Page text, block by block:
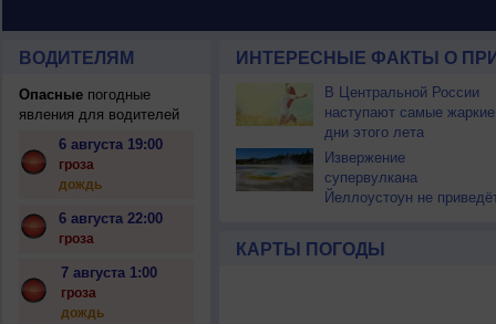
ВОДИТЕЛЯМ
Опасныепогодные
явления для водителей
6 августа 19:00
гроза
дождь
6 августа 22:00
гроза
7 августа 1:00
гроза
дождь
ИНТЕРЕСНЫЕ ФАКТЫ О
В Центральной России
наступают самые жаркие
дни этого лета
Извержение
супервулкана
Йеллоустоун не
КАРТЫ ПОГОДЫ